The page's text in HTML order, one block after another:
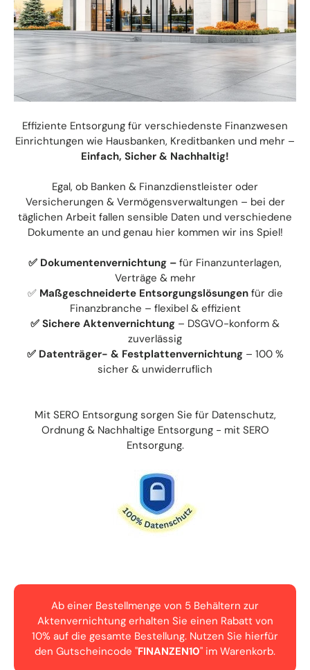
Effiziente Entsorgung für verschiedenste Finanzwesen
Einrichtungen wie Hausbanken, Kreditbanken und mehr –
Einfach, Sicher & Nachhaltig!
Egal, ob Banken & Finanzdienstleister oder
Versicherungen & Vermögensverwaltungen – bei der
täglichen Arbeit fallen sensible Daten und verschiedene
Dokumente an und genau hier kommen wir ins Spiel!
✅ Dokumentenvernichtung – für Finanzunterlagen,
Verträge & mehr
✅ Maßgeschneiderte Entsorgungslösungen für die
Finanzbranche – flexibel & effizient
✅ Sichere Aktenvernichtung – DSGVO-konform &
zuverlässig
✅ Datenträger- & Festplattenvernichtung– 100 %
sicher & unwiderruflich
Mit SERO Entsorgung sorgen Sie für Datenschutz,
Ordnung & Nachhaltige Entsorgung - mit SERO
Entsorgung.
Ab einer Bestellmenge von 5 Behältern zur
Aktenvernichtung erhalten Sie einen Rabatt von
10% auf die gesamte Bestellung. Nutzen Sie hierfür
den Gutscheincode "FINANZEN10" im Warenkorb.